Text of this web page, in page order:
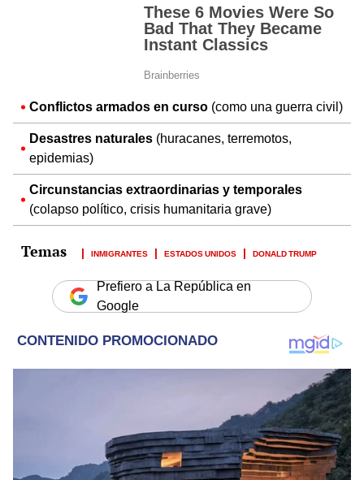
Conflictos armados en curso (como una guerra civil)
Desastres naturales (huracanes, terremotos,
epidemias)
Circunstancias extraordinarias y temporales
(colapso político, crisis humanitaria grave)
INMIGRANTES ESTADOS UNIDOS DONALD TRUMP
Prefiero a La República en
Google